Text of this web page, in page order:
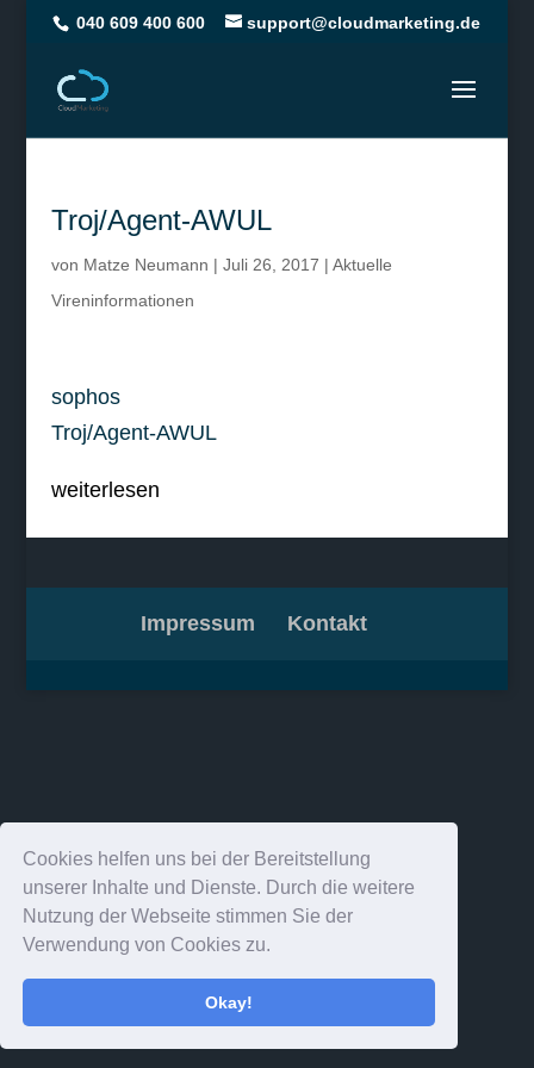
Cookies helfen uns bei der Bereitstellung
unserer Inhalte und Dienste. Durch die weitere
Nutzung der Webseite stimmen Sie der
Verwendung von Cookies zu.
Okay!
040 609 400 600 support@cloudmarketing.de
Troj/Agent-AWUL
von Matze Neumann | Juli 26, 2017 | Aktuelle
Vireninformationen
sophos
Troj/Agent-AWUL
weiterlesen
Impressum Kontakt